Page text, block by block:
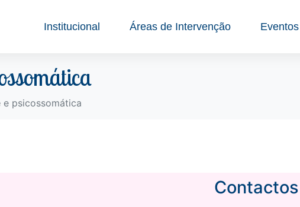
Institucional Áreas de Intervenção Eventos
e psicossomática
Contactos